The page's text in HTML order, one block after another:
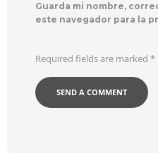
Guarda mi nombre,
este navegador para la
Required fields are marked *